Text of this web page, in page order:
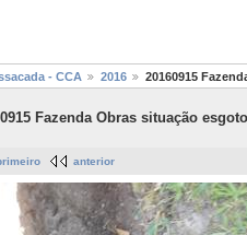
- CCA 2016 20160915
Fazenda Obras situação
anterior